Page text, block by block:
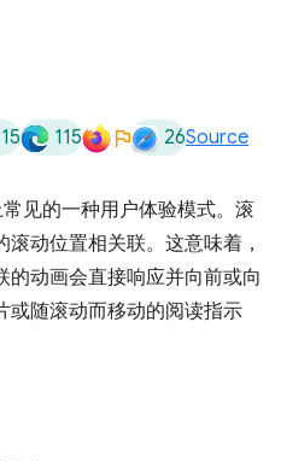
115 26Source
见的一种用户体验模式。滚
动位置相关联。这意味着，
的动画会直接响应并向前或向
或随滚动而移动的阅读指示